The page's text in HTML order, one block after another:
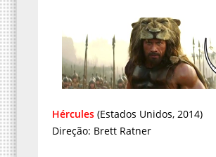
Hércules (Estados Unidos, 2014)
Direção: Brett Ratner